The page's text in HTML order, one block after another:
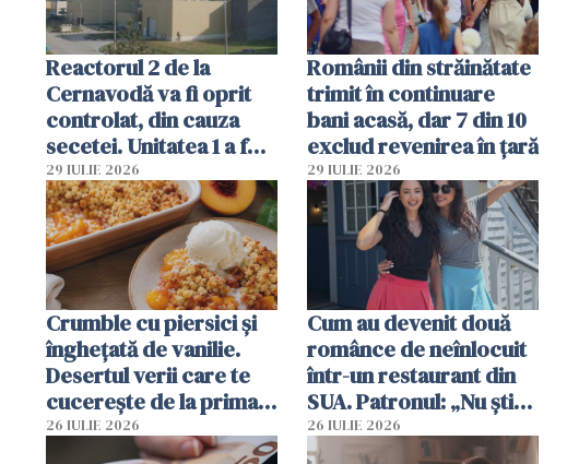
Reactorul 2 de la
Cernavodă va fi oprit
controlat, din cauza
secetei. Unitatea 1 a fost
deja oprită
29 IULIE 2026
Românii din străinătate
trimit în continuare
bani acasă, dar 7 din 10
exclud revenirea în țară
29 IULIE 2026
Crumble cu piersici și
înghețată de vanilie.
Desertul verii care te
cucerește de la prima
lingură
26 IULIE 2026
Cum au devenit două
românce de neînlocuit
într-un restaurant din
SUA. Patronul: „Nu știu
ce o să mă fac fără voi”
26 IULIE 2026